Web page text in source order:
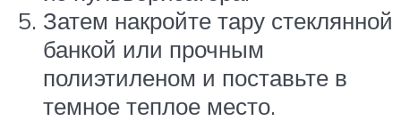
Затем накройте тару стеклянной
банкой или прочным
полиэтиленом и поставьте в
темное теплое место.